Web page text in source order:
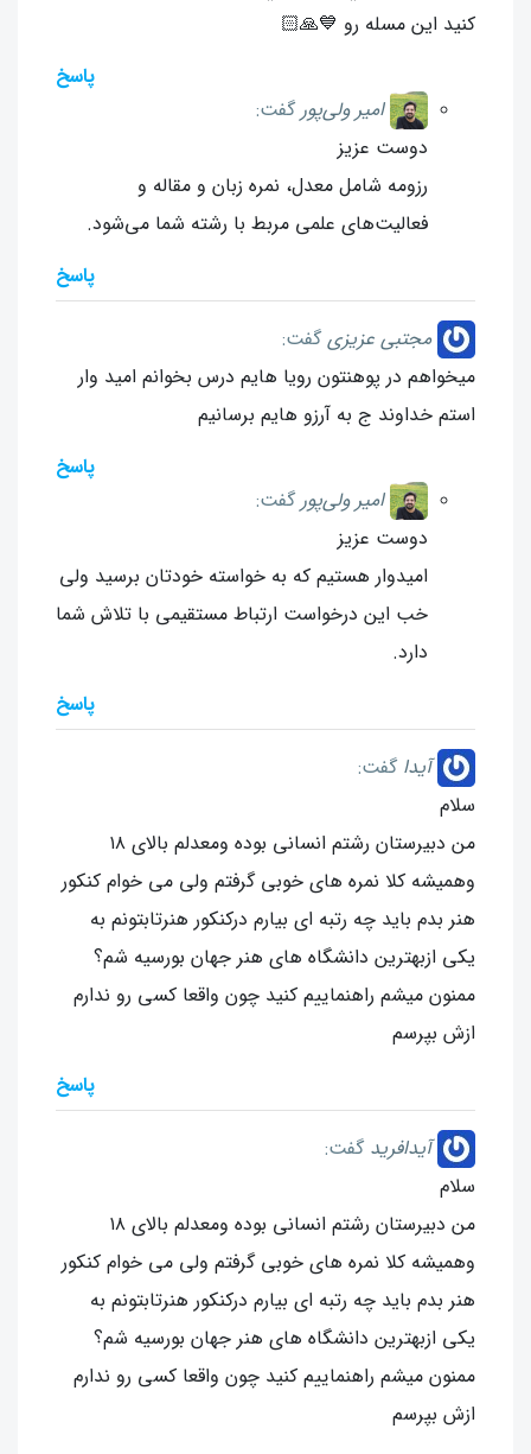
كنيد اين مسله رو 💙🙏🏻
پاسخ
امیر ولی‌پور گفت:
دوست عزیز
رزومه شامل معدل، نمره زبان و مقاله و
فعالیت‌های علمی مربط با رشته شما می‌شود.
پاسخ
مجتبی عزیزی گفت:
میخواهم در پوهنتون رویا هایم درس بخوانم امید وار
استم خداوند ج به آرزو هایم برسانیم
پاسخ
امیر ولی‌پور گفت:
دوست عزیز
امیدوار هستیم که به خواسته خودتان برسید ولی
خب این درخواست ارتباط مستقیمی با تلاش شما
دارد.
پاسخ
آیدا گفت:
سلام
من دبیرستان رشتم انسانی بوده ومعدلم بالای ۱۸
وهمیشه کلا نمره های خوبی گرفتم ولی می خوام کنکور
هنر بدم باید چه رتبه ای بیارم درکنکور هنرتابتونم به
یکی ازبهترین دانشگاه های هنر جهان بورسیه شم؟
ممنون میشم راهنماییم کنید چون واقعا کسی رو ندارم
ازش بپرسم
پاسخ
آیدافرید گفت:
سلام
من دبیرستان رشتم انسانی بوده ومعدلم بالای ۱۸
وهمیشه کلا نمره های خوبی گرفتم ولی می خوام کنکور
هنر بدم باید چه رتبه ای بیارم درکنکور هنرتابتونم به
یکی ازبهترین دانشگاه های هنر جهان بورسیه شم؟
ممنون میشم راهنماییم کنید چون واقعا کسی رو ندارم
ازش بپرسم